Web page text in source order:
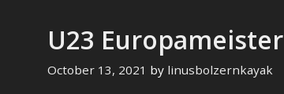
U23 Europameister
October 13, 2021 by linusbolzernkayak